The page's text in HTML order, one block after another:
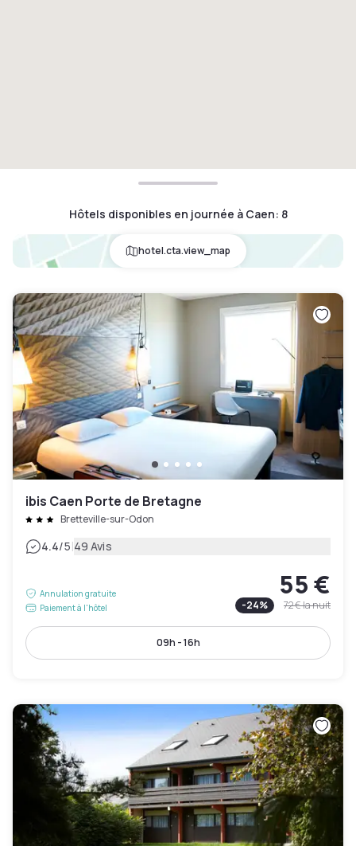
Hôtels disponibles en journée à Caen: 8
hotel.cta.view_map
ibis Caen Porte de Bretagne
Bretteville-sur-Odon
4.4/5|49 Avis
Annulation gratuite
Paiement à l'hôtel
55 €
-24% 72 €la nuit
09h - 16h